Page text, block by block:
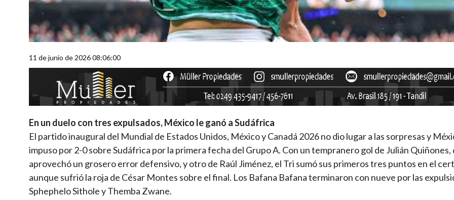
11 de junio de 2026 08:06:00
En un duelo con tres expulsados, México le ganó a Sudáfrica
El partido inaugural del Mundial de Estados Unidos, México y Canadá 2026 no dio lugar a las sorpresas y
impuso por 2-0 sobre Sudáfrica por la primera fecha del Grupo A. Con un tempranero gol de Julián Quiñones,
aprovechó un grosero error defensivo, y otro de Raúl Jiménez, el Tri sumó sus primeros tres puntos en el
aunque sufrió la roja de César Montes sobre el final. Los Bafana Bafana terminaron con nueve por las
Sphephelo Sithole y Themba Zwane.